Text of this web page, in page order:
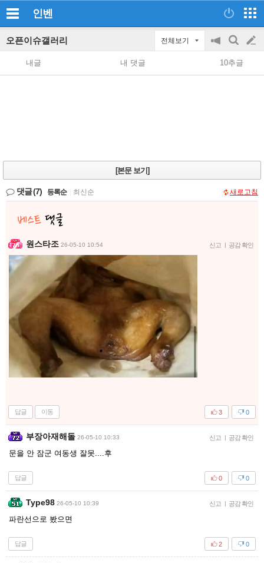
인벤
오픈이슈갤러리 전체보기
공
지
on/off
검
색
글
쓰
내글 내 댓글 10추글
[본문 보기]
댓글(7) 등록순 최신순 새로고침
원스타조 26-05-10 10:54 신고 | 공감 확인
답글 이동 0
3
부장아재해돌 26-05-10 10:33 신고 | 공감 확인
문을 안 잠군 여동생 잘못....후
답글 0
0
Type98 26-05-10 10:39 신고 | 공감 확인
파란선으로 봤으면
답글 0
2